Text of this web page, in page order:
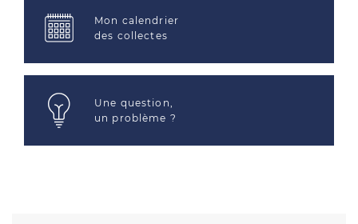
Mon calendrier
des collectes
Une question,
un problème ?